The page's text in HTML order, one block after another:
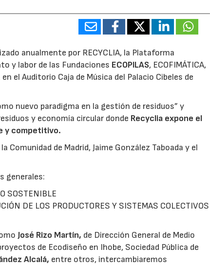
anualmente por RECYCLIA, la Plataforma
y labor de las Fundaciones ECOPILAS, ECOFIMÁTICA,
el Auditorio Caja de Música del Palacio Cibeles de
nuevo paradigma en la gestión de residuos” y
y economía circular donde Recyclia expone el
y competitivo.
Comunidad de Madrid, Jaime González Taboada y el
generales:
SOSTENIBLE
DE LOS PRODUCTORES Y SISTEMAS COLECTIVOS
José Rizo Martín, de Dirección General de Medio
de Ecodiseño en Ihobe, Sociedad Pública de
Alcalá, entre otros, intercambiaremos